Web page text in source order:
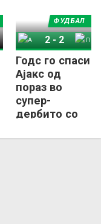
Годс го спаси
Ајакс од
пораз во
супер-
дербито со
Ајндховен
ФУДБАЛ
Ајакс
2- 2
ПСВ Ајндховен